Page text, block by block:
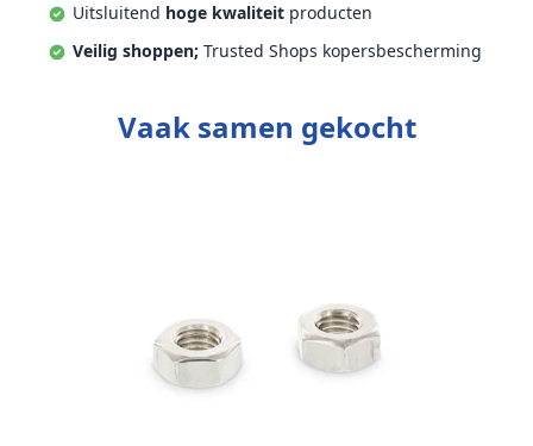
Uitsluitend hoge kwaliteit producten
Veilig shoppen; Trusted Shops kopersbescherming
Vaak samen gekocht